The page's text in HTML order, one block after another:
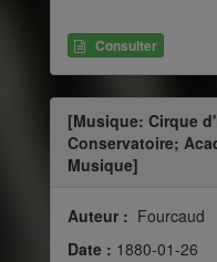
Consulter
[Musique: Cirque
Conservatoire;
Musique]
Auteur : Fourcaud
Date : 1880-01-26